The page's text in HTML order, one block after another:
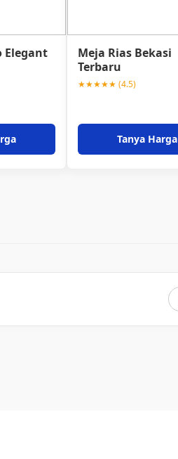
Elegant
Meja Rias Bekasi
Terbaru
★★★★★ (4.5)
Tanya Harga